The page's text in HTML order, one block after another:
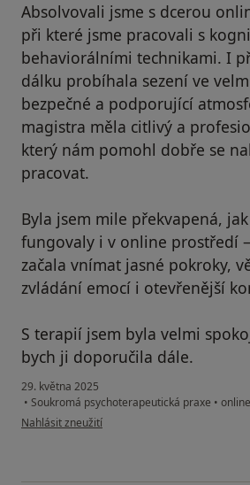
Absolvovali jsme s dcerou
při které jsme pracovali s
behaviorálními technikami. I
dálku probíhala sezení ve
bezpečné a podporující
magistra měla citlivý a
který nám pomohl dobře se
pracovat.
Byla jsem mile překvapená,
fungovaly i v online prostředí
začala vnímat jasné pokroky,
zvládání emocí i otevřenější
S terapií jsem byla velmi
bych ji doporučila dále.
29. května 2025
• Soukromá psychoterapeutická praxe •
podle názoru uživatele Eva Beňová
Nahlásit zneužití